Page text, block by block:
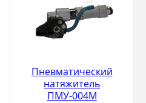
Пневматический
натяжитель
ПМУ-004М